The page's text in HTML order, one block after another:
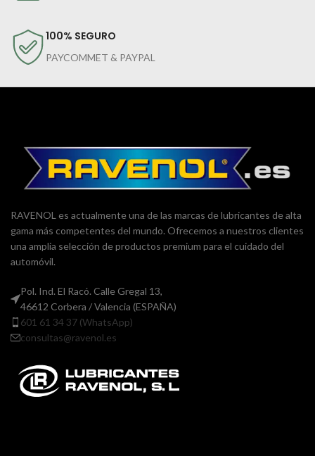
100% SEGURO
PAYCOMMET & PAYPAL
RAVENOL es actualmente una de las marcas de lubricantes de alta
gama más competentes del mundo. Ofrecemos a nuestros clientes
una amplia selección de productos premium para el cuidado del
automóvil.
Pol. Ind. El Racó. Calle Gregal 13,
46612 Corbera / Valencia (ESPAÑA)
601 61 34 37 (WhatsApp)
consultas@ravenol.es